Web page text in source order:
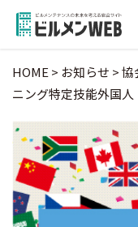
HOME > お知らせ >協
ニング特定技能外国